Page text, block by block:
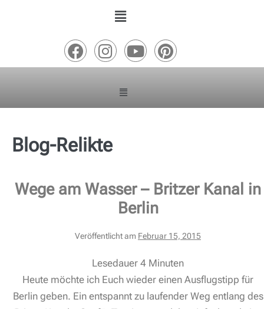
Blog-Relikte
Wege am Wasser – Britzer Kanal in
Berlin
Veröffentlicht am Februar 15, 2015
Lesedauer 4 Minuten
Heute möchte ich Euch wieder einen Ausflugstipp für
Berlin geben. Ein entspannt zu laufender Weg entlang des